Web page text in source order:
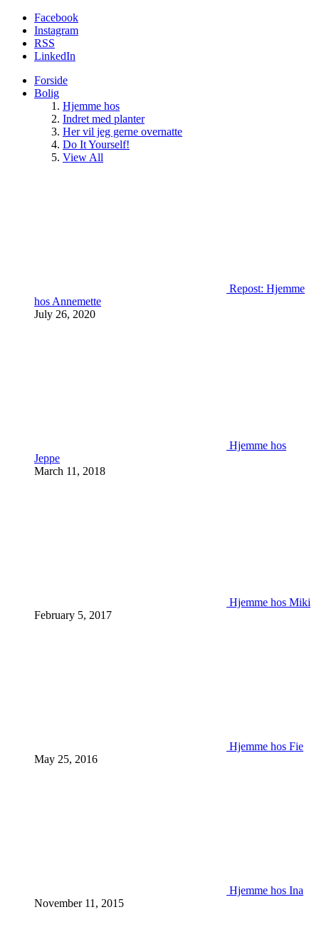
Facebook
Instagram
RSS
LinkedIn
Forside
Bolig
Hjemme hos
Indret med planter
Her vil jeg gerne overnatte
Do It Yourself!
View All
Repost: Hjemme
hos Annemette
July 26, 2020
Hjemme hos
Jeppe
March 11, 2018
Hjemme hos Miki
February 5, 2017
Hjemme hos Fie
May 25, 2016
Hjemme hos Ina
November 11, 2015